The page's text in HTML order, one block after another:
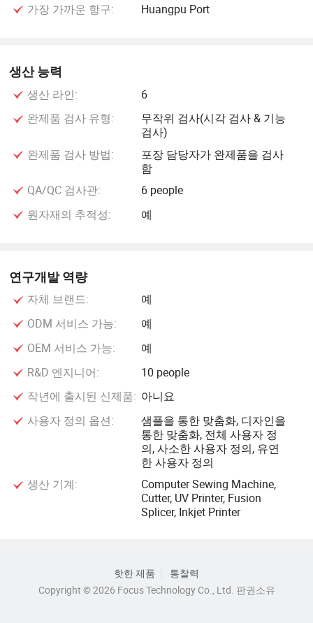
가장 가까운 항구:
Huangpu Port
생산 능력
생산 라인:
6
완제품 검사 유형:
무작위 검사(시각 검사 & 기능
검사)
완제품 검사 방법:
포장 담당자가 완제품을 검사
함
QA/QC 검사관:
6 people
원자재의 추적성:
예
연구개발 역량
자체 브랜드:
예
ODM 서비스 가능:
예
OEM 서비스 가능:
예
R&D 엔지니어:
10 people
작년에 출시된 신제품: 아니요
사용자 정의 옵션:
샘플을 통한 맞춤화, 디자인을
통한 맞춤화, 전체 사용자 정
의, 사소한 사용자 정의, 유연
한 사용자 정의
생산 기계:
Computer Sewing Machine,
Cutter, UV Printer, Fusion
Splicer, Inkjet Printer
핫한 제품
통찰력
Copyright © 2026 Focus Technology Co., Ltd. 판권소유